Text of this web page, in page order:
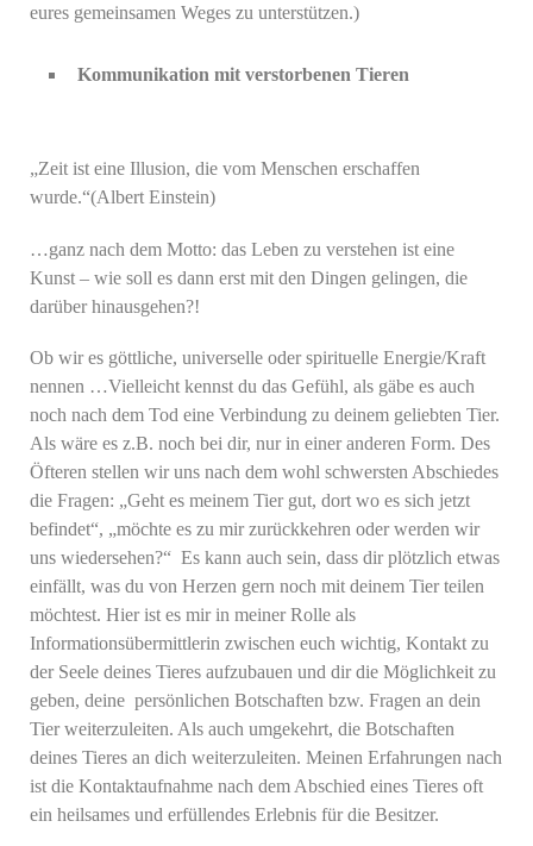
eures gemeinsamen Weges zu unterstützen.)
Kommunikation mit verstorbenen Tieren
„Zeit ist eine Illusion, die vom Menschen erschaffen
wurde.“(Albert Einstein)
…ganz nach dem Motto: das Leben zu verstehen ist eine
Kunst – wie soll es dann erst mit den Dingen gelingen, die
darüber hinausgehen?!
Ob wir es göttliche, universelle oder spirituelle Energie/Kraft
nennen …Vielleicht kennst du das Gefühl, als gäbe es auch
noch nach dem Tod eine Verbindung zu deinem geliebten Tier.
Als wäre es z.B. noch bei dir, nur in einer anderen Form. Des
Öfteren stellen wir uns nach dem wohl schwersten Abschiedes
die Fragen: „Geht es meinem Tier gut, dort wo es sich jetzt
befindet“, „möchte es zu mir zurückkehren oder werden wir
uns wiedersehen?“ Es kann auch sein, dass dir plötzlich etwas
einfällt, was du von Herzen gern noch mit deinem Tier teilen
möchtest. Hier ist es mir in meiner Rolle als
Informationsübermittlerin zwischen euch wichtig, Kontakt zu
der Seele deines Tieres aufzubauen und dir die Möglichkeit zu
geben, deine persönlichen Botschaften bzw. Fragen an dein
Tier weiterzuleiten. Als auch umgekehrt, die Botschaften
deines Tieres an dich weiterzuleiten. Meinen Erfahrungen nach
ist die Kontaktaufnahme nach dem Abschied eines Tieres oft
ein heilsames und erfüllendes Erlebnis für die Besitzer.